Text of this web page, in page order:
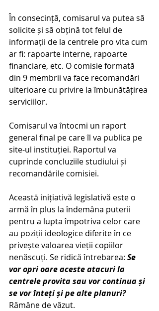
În consecință, comisarul va putea să
solicite și să obțină tot felul de
informații de la centrele pro vita cum
ar fi: rapoarte interne, rapoarte
financiare, etc. O comisie formată
din 9 membrii va face recomandări
ulterioare cu privire la îmbunătățirea
serviciilor.
Comisarul va întocmi un raport
general final pe care îl va publica pe
site-ul instituției. Raportul va
cuprinde concluziile studiului și
recomandările comisiei.
Această inițiativă legislativă este o
armă în plus la îndemâna puterii
pentru a lupta împotriva celor care
au poziții ideologice diferite în ce
privește valoarea vieții copiilor
nenăscuți. Se ridică întrebarea: Se
vor opri oare aceste atacuri la
centrele provita sau vor continua și
se vor înteți și pe alte planuri?
Rămâne de văzut.